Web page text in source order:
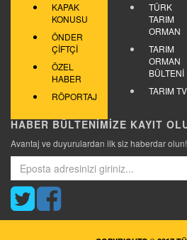
KAPAK
KONUSU
ÖNDER
ÇİFTÇİ
ÖZEL
HABER
RÖPORTAJ
TÜRK
TARIM
ORMAN
TARIM
ORMAN
BÜLTENİ
TARIM TV
HABER BÜLTENİMİZE KAYIT
Avantaj ve duyurulardan ilk siz haberdar olun!